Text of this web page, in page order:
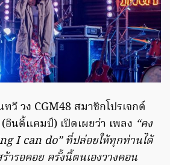
วง CGM48 สมาชิกโปรเจกต์
นดี้แคมป์) เปิดเผยว่า เพลง “คง
I can do” ที่ปล่อยให้ทุกท่านได้
ารอคอย ครั้งนี้ตนเองวางคอน